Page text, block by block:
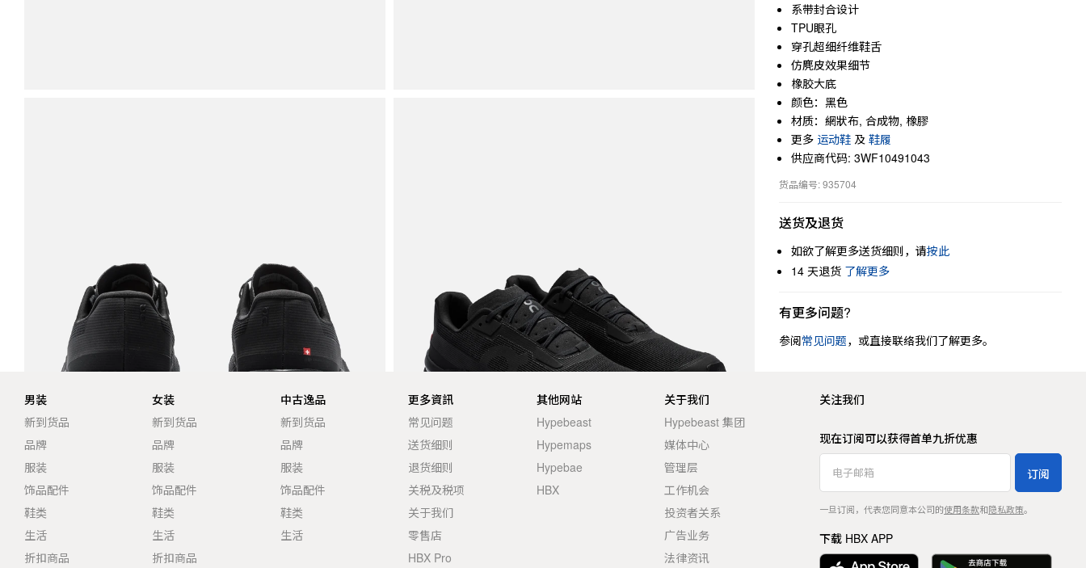
系带封合设计
TPU眼孔
穿孔超细纤维鞋舌
仿麂皮效果细节
橡胶大底
颜色：黑色
材质：網狀布, 合成物, 橡膠
更多 运动鞋 及 鞋履
供应商代码: 3WF10491043
货品编号: 935704
送货及退货
如欲了解更多送货细则，请按此
14 天退货 了解更多
有更多问题?
参阅常见问题，或直接联络我们了解更多。
男装
新到货品
品牌
服装
饰品配件
鞋类
生活
折扣商品
女装
新到货品
品牌
服装
饰品配件
鞋类
生活
折扣商品
中古逸品
新到货品
品牌
服装
饰品配件
鞋类
生活
更多資訊
常见问题
送货细则
退货细则
关税及税项
关于我们
零售店
HBX Pro
其他网站
Hypebeast
Hypemaps
Hypebae
HBX
关于我们
Hypebeast 集团
媒体中心
管理层
工作机会
投资者关系
广告业务
法律资讯
关注我们
现在订阅可以获得首单九折优惠
订阅
一旦订阅，代表您同意本公司的使用条款和隐私政策。
下载 HBX APP